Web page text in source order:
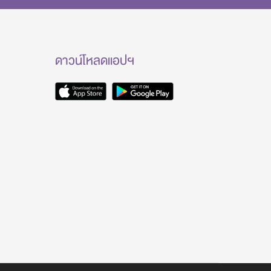
ดาวน์โหลดแอปฯ